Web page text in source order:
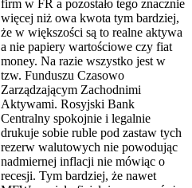
firm w FR a pozostało tego znacznie
więcej niż owa kwota tym bardziej,
że w większości są to realne aktywa
a nie papiery wartościowe czy fiat
money. Na razie wszystko jest w
tzw. Funduszu Czasowo
Zarządzającym Zachodnimi
Aktywami. Rosyjski Bank
Centralny spokojnie i legalnie
drukuje sobie ruble pod zastaw tych
rezerw walutowych nie powodując
nadmiernej inflacji nie mówiąc o
recesji. Tym bardziej, że nawet